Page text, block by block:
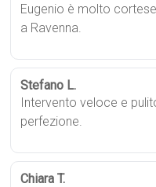
Eugenio è molto
a Ravenna.
Stefano L.
Intervento veloce e
perfezione.
Chiara T.